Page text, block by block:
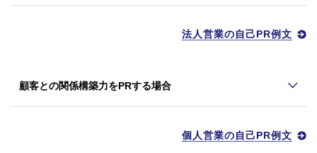
法人営業の自己PR例文
顧客との関係構築力をPRする場合
個人営業の自己PR例文